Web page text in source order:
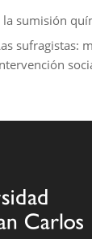
sumisión
sufragistas: